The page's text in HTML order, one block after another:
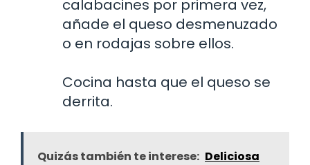
calabacines por primera vez,
añade el queso desmenuzado
o en rodajas sobre ellos.
Cocina hasta que el queso se
derrita.
Quizás también te interese: Deliciosa